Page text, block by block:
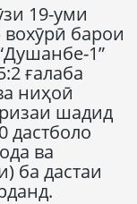
19-уми
барои
1”
ғалаба
ниҳоӣ
шадид
дастболо
ва
ба дастаи